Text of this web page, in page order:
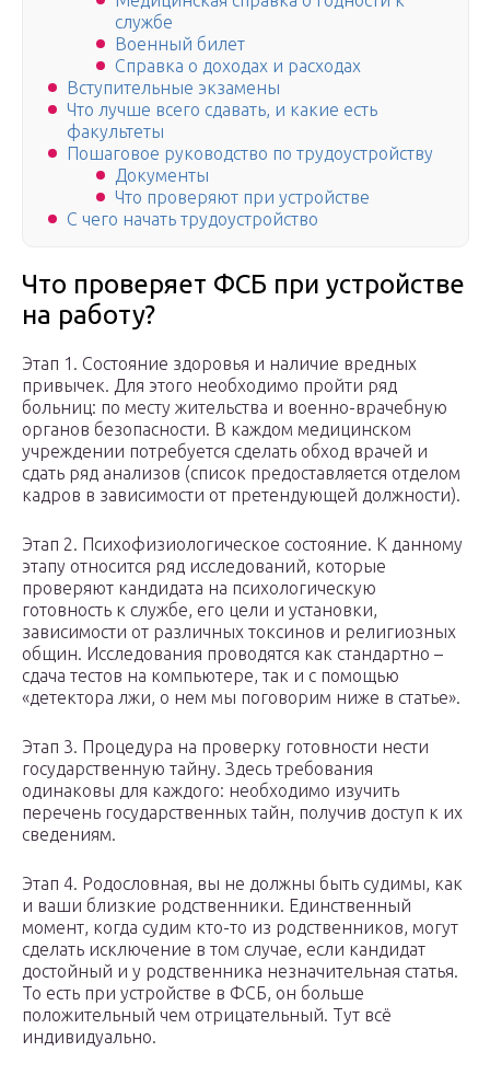
службе
Военный билет
Справка о доходах и расходах
Вступительные экзамены
Что лучше всего сдавать, и какие есть
факультеты
Пошаговое руководство по трудоустройству
Документы
Что проверяют при устройстве
С чего начать трудоустройство
Что проверяет ФСБ при устройстве
на работу?
Этап 1. Состояние здоровья и наличие вредных
привычек. Для этого необходимо пройти ряд
больниц: по месту жительства и военно-врачебную
органов безопасности. В каждом медицинском
учреждении потребуется сделать обход врачей и
сдать ряд анализов (список предоставляется отделом
кадров в зависимости от претендующей должности).
Этап 2. Психофизиологическое состояние. К данному
этапу относится ряд исследований, которые
проверяют кандидата на психологическую
готовность к службе, его цели и установки,
зависимости от различных токсинов и религиозных
общин. Исследования проводятся как стандартно –
сдача тестов на компьютере, так и с помощью
«детектора лжи, о нем мы поговорим ниже в статье».
Этап 3. Процедура на проверку готовности нести
государственную тайну. Здесь требования
одинаковы для каждого: необходимо изучить
перечень государственных тайн, получив доступ к их
сведениям.
Этап 4. Родословная, вы не должны быть судимы, как
и ваши близкие родственники. Единственный
момент, когда судим кто-то из родственников, могут
сделать исключение в том случае, если кандидат
достойный и у родственника незначительная статья.
То есть при устройстве в ФСБ, он больше
положительный чем отрицательный. Тут всё
индивидуально.